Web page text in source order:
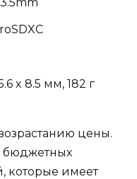
x 8.5 мм, 182 г
цены.
бюджетных
которые имеет